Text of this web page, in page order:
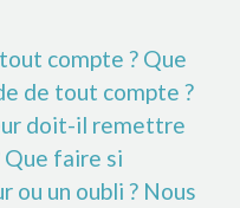
compte ? Que
de tout compte ?
doit-il remettre
faire si
ou un oubli ? Nous